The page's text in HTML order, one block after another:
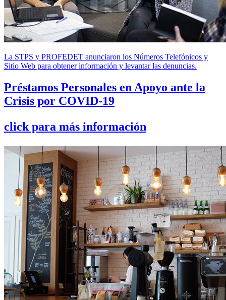
La STPS y PROFEDET anunciaron los Números Telefónicos y
Sitio Web para obtener información y levantar las denuncias.
Préstamos Personales en Apoyo ante la
Crisis por COVID-19
click para más información